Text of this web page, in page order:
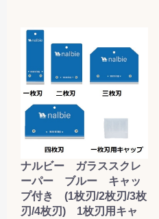
ナルビー ガラススクレ
ーパー ブルー キャッ
プ付き (1枚刃/2枚刃/3枚
刃/4枚刃) 1枚刃用キャ